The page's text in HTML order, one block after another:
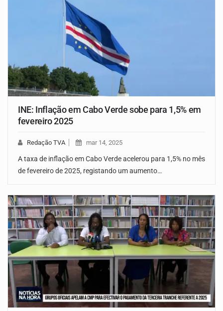
INE: Inflação em Cabo Verde sobe para 1,5% em
fevereiro 2025
Redação TVA mar 14, 2025
A taxa de inflação em Cabo Verde acelerou para 1,5% no mês
de fevereiro de 2025, registando um aumento…